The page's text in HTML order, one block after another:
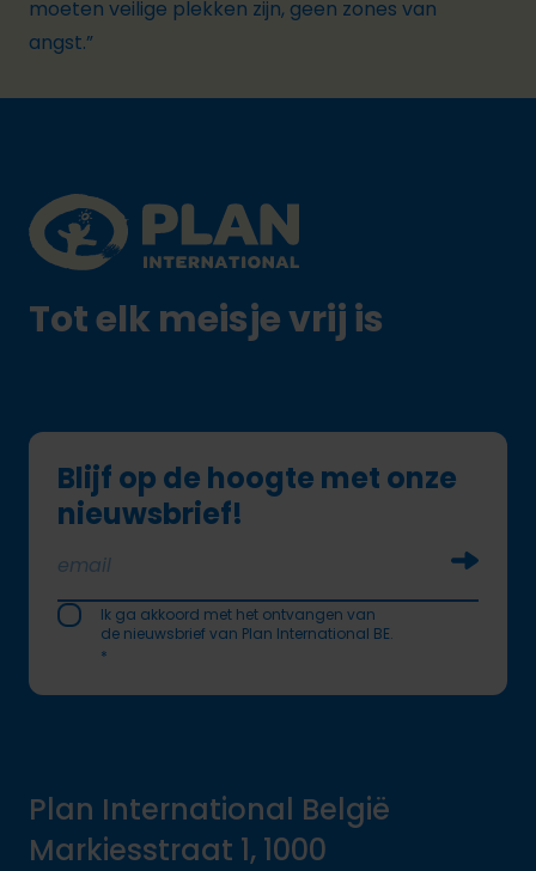
moeten veilige plekken zijn, geen zones van
angst.”
Plan International logo
Tot elk meisje vrij is
Blijf op de hoogte met onze
nieuwsbrief!
Ik ga akkoord met het ontvangen van
de nieuwsbrief van Plan International BE.
*
Plan International België
Markiesstraat 1, 1000